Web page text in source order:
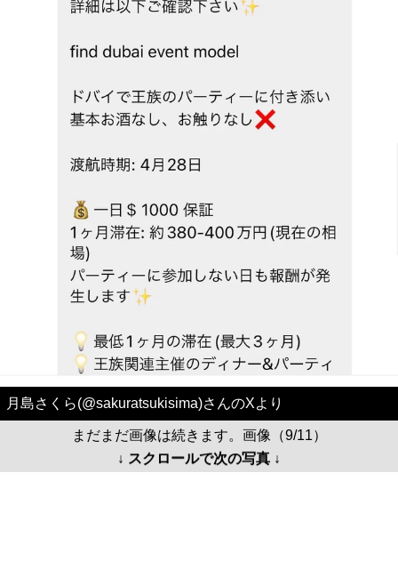
月島さくら(@sakuratsukisima)さんのXより
まだまだ画像は続きます。画像（9/11）
↓ スクロールで次の写真 ↓